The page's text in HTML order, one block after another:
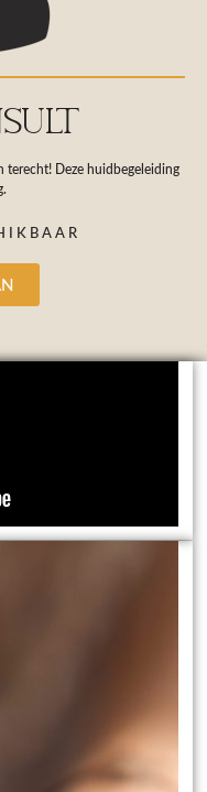
Deze huidbegeleiding